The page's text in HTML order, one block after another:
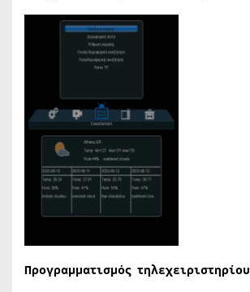
Προγραμματισμός τηλεχειριστηρίου